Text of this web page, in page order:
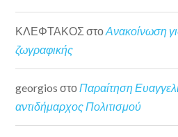
ΚΛΕΦΤΑΚΟΣ στοΑνακοίνωση
ζωγραφικής
georgios στοΠαραίτηση
αντιδήμαρχος Πολιτισμού